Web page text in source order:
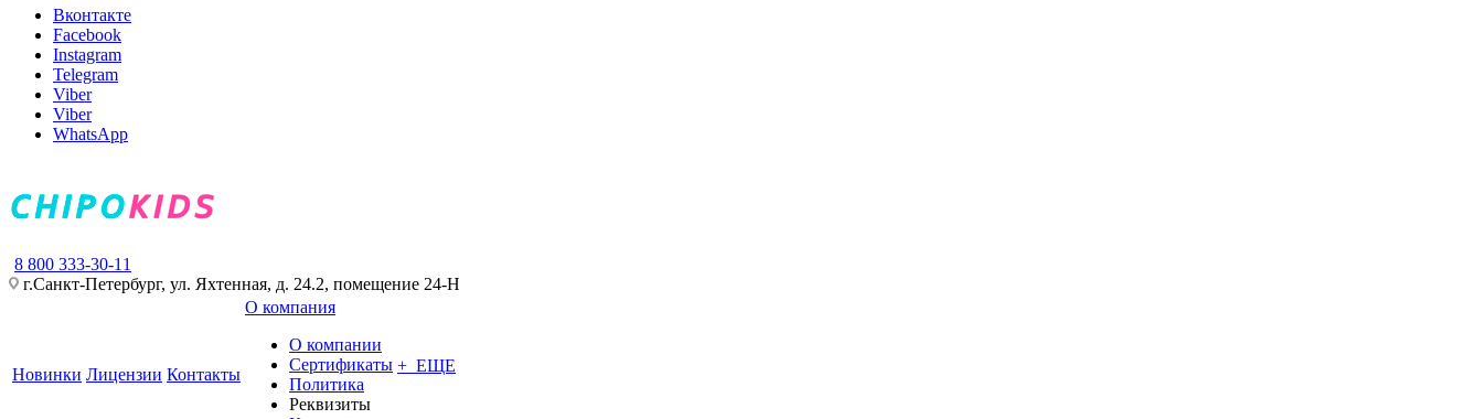
Вконтакте
Facebook
Instagram
Telegram
Viber
Viber
WhatsApp
8 800 333-30-11
г.Санкт-Петербург, ул. Яхтенная, д. 24.2, помещение 24-Н
Новинки Лицензии Контакты
О компания
О компании
Сертификаты
Политика
Реквизиты
+ ЕЩЕ